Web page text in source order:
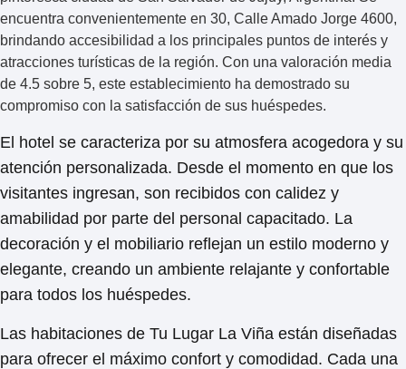
encuentra convenientemente en 30, Calle Amado Jorge 4600,
brindando accesibilidad a los principales puntos de interés y
atracciones turísticas de la región. Con una valoración media
de 4.5 sobre 5, este establecimiento ha demostrado su
compromiso con la satisfacción de sus huéspedes.
El hotel se caracteriza por su atmosfera acogedora y su
atención personalizada. Desde el momento en que los
visitantes ingresan, son recibidos con calidez y
amabilidad por parte del personal capacitado. La
decoración y el mobiliario reflejan un estilo moderno y
elegante, creando un ambiente relajante y confortable
para todos los huéspedes.
Las habitaciones de Tu Lugar La Viña están diseñadas
para ofrecer el máximo confort y comodidad. Cada una